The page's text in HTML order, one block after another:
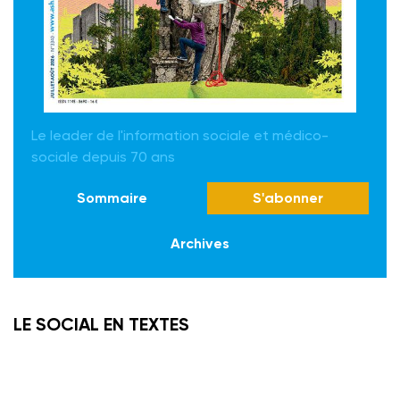
Le leader de l'information sociale et médico-
sociale depuis 70 ans
Sommaire S'abonner
Archives
LE SOCIAL EN TEXTES